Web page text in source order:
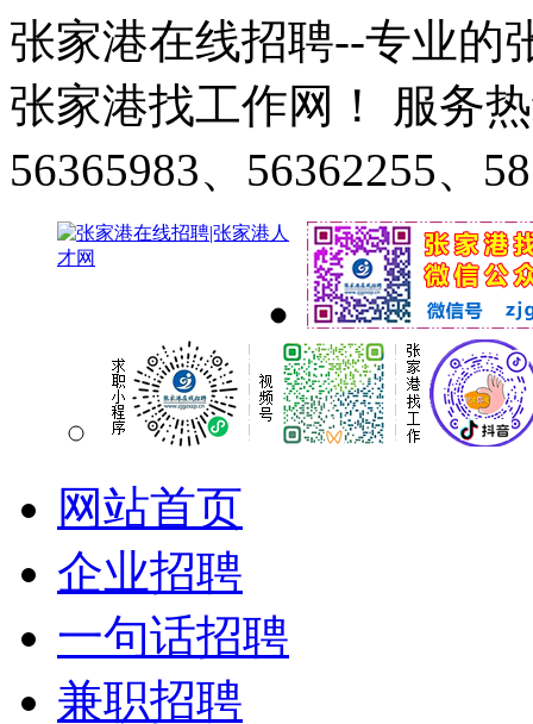
张家港在线招聘--专业的
张家港找工作网！ 服务
56365983、56362255、
网站首页
企业招聘
一句话招聘
兼职招聘